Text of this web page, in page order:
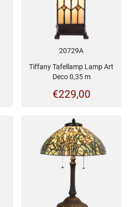
20729A
Tiffany Tafellamp Lamp Art
Deco 0,35 m
€229,00